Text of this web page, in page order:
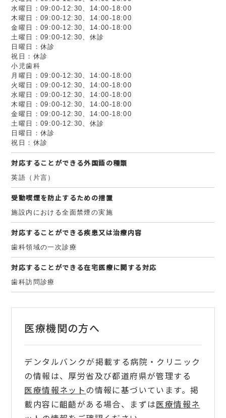
水曜日：09:00-12:30、14:00-18:00
木曜日：09:00-12:30、14:00-18:00
金曜日：09:00-12:30、14:00-18:00
土曜日：09:00-12:30、休診
日曜日：休診
祝日：休診
小児歯科
月曜日：09:00-12:30、14:00-18:00
火曜日：09:00-12:30、14:00-18:00
水曜日：09:00-12:30、14:00-18:00
木曜日：09:00-12:30、14:00-18:00
金曜日：09:00-12:30、14:00-18:00
土曜日：09:00-12:30、休診
日曜日：休診
祝日：休診
対応することができる外国語の種類
英語（片言）
受動喫煙を防止するための措置
施設内における全面禁煙の実施
対応することができる疾患又は治療内容
歯科領域の一次診療
対応することができる在宅医療に関する対応
歯科訪問診療
医療機関の方へ
デンタルバンクが掲載する病院・クリニック
の情報は、厚労省及び都道府県が管理する
医療情報ネットの情報に基づいています。掲
載内容に齟齬がある場合、まずは医療情報ネ